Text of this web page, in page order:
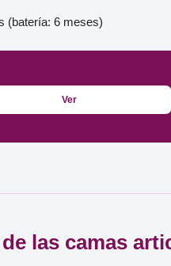
(batería: 6 meses)
Ver
las camas